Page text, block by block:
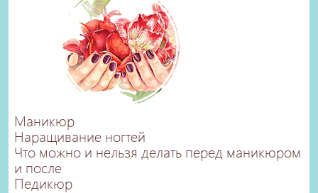
Маникюр
Наращивание ногтей
Что можно и нельзя делать перед маникюром
и после
Педикюр